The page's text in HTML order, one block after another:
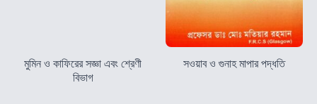
মুমিন ও কাফিরের সজ্ঞা এবং শ্রেণী
বিভাগ
সওয়াব ও গুনাহ মাপার পদ্ধতি